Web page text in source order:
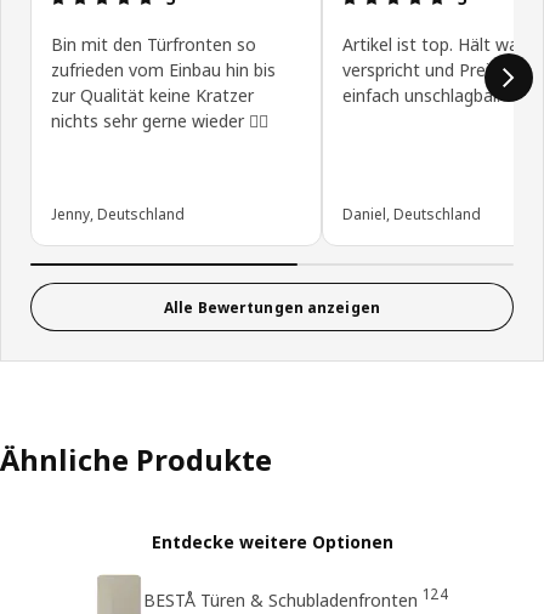
Bin mit den Türfronten so
zufrieden vom Einbau hin bis
zur Qualität keine Kratzer
nichts sehr gerne wieder 👍🏼
Jenny, Deutschland
Artikel ist top. Hält was
verspricht und Preis
einfach unschlagbar.
Daniel, Deutschland
Alle Bewertungen anzeigen
Ähnliche Produkte
Entdecke weitere Optionen
BESTÅ Türen & Schubladenfronten 124